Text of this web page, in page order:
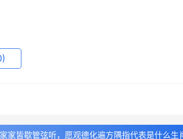
家家皆歇管弦听，愿观德化遍方隅指代表是什么生